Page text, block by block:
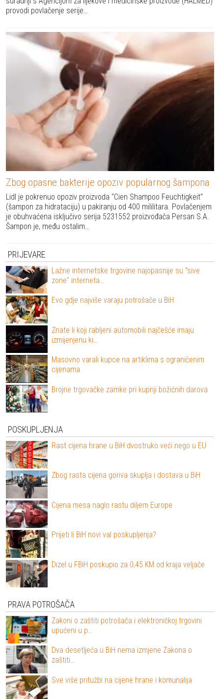
provodi povlačenje serije…
Zbog opasne bakterije opoziv popularnog šampona
Lidl je pokrenuo opoziv proizvoda "Cien Shampoo Feuchtigkeit"
(šampon za hidrataciju) u pakiranju od 400 mililitara. Povlačenjem
je obuhvaćena isključivo serija 5231552 proizvođača Persan S.A.
Šampon je, među ostalim…
PRIJEVARE
Lažne internetske trgovine najopasnije su "sive
zone" interneta…
Evo gdje najviše varaju potrošače u BiH
Znate li koji rabljeni automobili najčešće imaju
izmijenjenu ki…
Masovno varali kupce na artiklima s ograničenim
cijenama
Brojne trgovačke zamke pri kupnji božićnih darova
POSKUPLJENJA
Rast cijena hrane u BiH dvostruko veći nego u EU
Zbog rasta cijena goriva skuplja i dostava u BiH
Cijena mesa naglo rastu diljem Europe
Prijeti li BiH novi val poskupljenja?
Dizel u FBiH poskupio za 0,45 KM od kraja veljače
PRAVA POTROŠAČA
Zakoni o zaštiti potrošača i elektroničkoj trgovini
upućeni u p…
Dva desetljeća u BiH nema izmjene Zakona o
zaštiti…
Sve više pritužbi na cijene hrane i komunalija